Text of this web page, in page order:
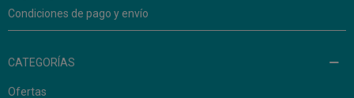
Condiciones de pago y envío
CATEGORÍAS
Ofertas